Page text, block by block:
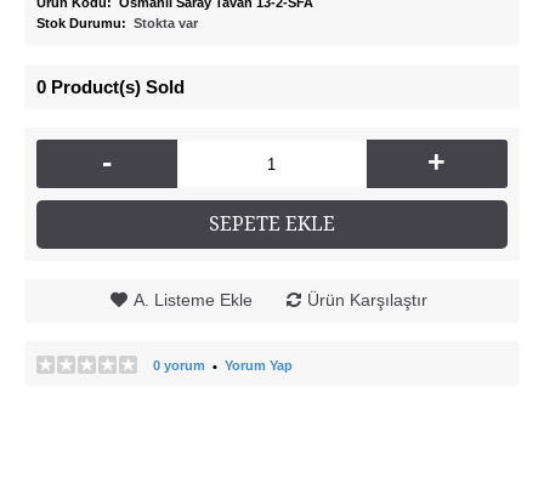
Stok Durumu: Stokta var
0 Product(s) Sold
- +
SEPETE EKLE
A. Listeme Ekle Ürün Karşılaştır
0 yorum • Yorum Yap